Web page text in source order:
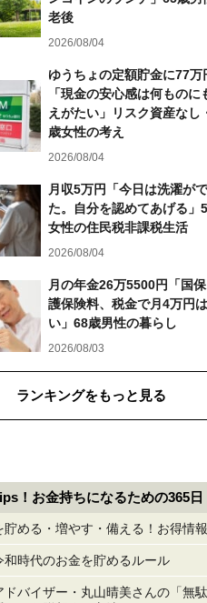
老後
2026/08/04
ゆうちょの定額貯金に77万
「現金の安心感は何ものに
えがたい」リスク資産なし
歳女性の考え
2026/08/04
月収5万円「今日は洗濯が
た。自分を認めてあげる」
女性の住民税非課税生活
2026/08/04
月の年金26万5500円「国
護保険料、税金で月4万円
い」68歳男性の暮らし
2026/08/03
ランキングをもっと見る
！お金持ちになるための365日
貯める・増やす・備える！お得情
和時代のお金を貯めるルール
ドバイザー・丸山晴美さんの「無